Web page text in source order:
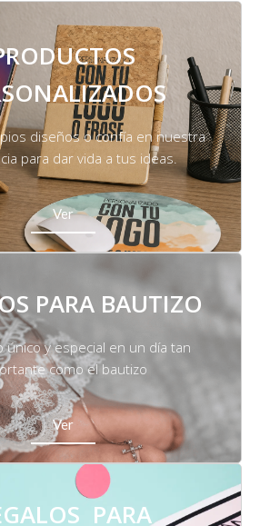
diseños o confía en nuestra
para dar vida a tus ideas.
Ver
PARA BAUTIZO
único y especial en un día tan
como el bautizo
Ver
PARA